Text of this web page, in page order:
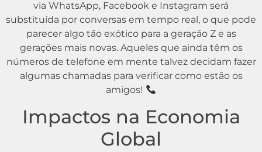
via WhatsApp, Facebook e Instagram será
substituída por conversas em tempo real, o que pode
parecer algo tão exótico para a geração Z e as
gerações mais novas. Aqueles que ainda têm os
números de telefone em mente talvez decidam fazer
algumas chamadas para verificar como estão os
amigos!
Impactos na Economia
Global